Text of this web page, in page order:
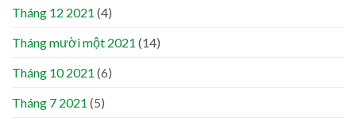
Tháng 12 2021 (4)
Tháng mười một 2021 (14)
Tháng 10 2021 (6)
Tháng 7 2021 (5)